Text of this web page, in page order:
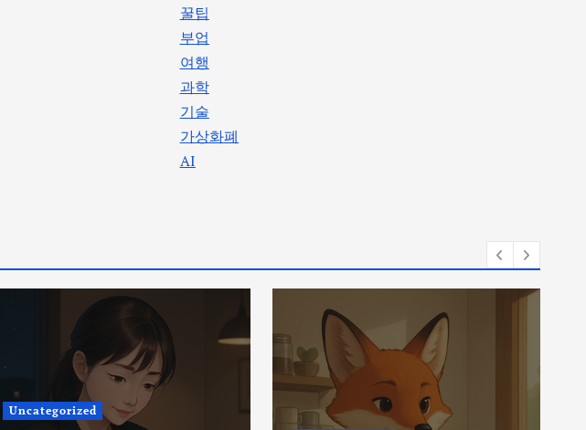
꿀팁
부업
여행
과학
기술
가상화폐
AI
Uncategorized